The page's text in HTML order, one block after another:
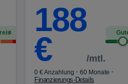
4 188
€ /mtl.
0 € Anzahlung · 60 Monate ·
Finanzierungs-Details